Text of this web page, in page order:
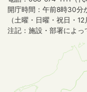
開庁時間：午前8時30分
（土曜・日曜・祝日・
注記：施設・部署によ